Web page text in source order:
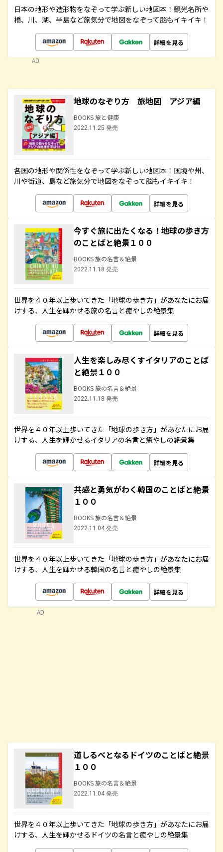
日本の地形や造形物をなぞって学ぶ新しい地図本！観光名所や
橋、川、湖、半島など旅気分で地図をなぞって脳もイキイキ！
詳細を見る
AD
地球のなぞり方 旅地図 アジア編
BOOKS 旅と健康
2022.11.25 発売
各国の地形や関係性をなぞって学ぶ新しい地図本！国境や州、
川や街道、島など旅気分で地図をなぞって脳もイキイキ！
詳細を見る
今すぐ旅に出たくなる！地球の歩き方
のことばと絶景１００
BOOKS 旅の名言＆絶景
2022.11.18 発売
世界を４０年以上歩いてきた「地球の歩き方」があなたにお届
けする、人生を輝かせる旅の名言と癒やしの絶景集
詳細を見る
人生を楽しみ尽くすイタリアのことば
と絶景１００
BOOKS 旅の名言＆絶景
2022.11.18 発売
世界を４０年以上歩いてきた「地球の歩き方」があなたにお届
けする、人生を輝かせるイタリアの名言と癒やしの絶景集
詳細を見る
共感と勇気がわく韓国のことばと絶景
１００
BOOKS 旅の名言＆絶景
2022.11.04 発売
世界を４０年以上歩いてきた「地球の歩き方」があなたにお届
けする、人生を輝かせる韓国の名言と癒やしの絶景集
詳細を見る
道しるべとなるドイツのことばと絶景
１００
BOOKS 旅の名言＆絶景
2022.11.04 発売
世界を４０年以上歩いてきた「地球の歩き方」があなたにお届
けする、人生を輝かせるドイツの名言と癒やしの絶景集
AD